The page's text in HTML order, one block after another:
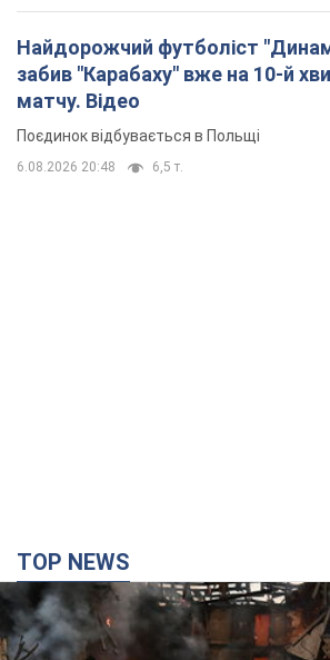
Найдорожчий футболіст
забив "Карабаху" вже на 10-й
матчу. Відео
Поєдинок відбувається в Польщі
6.08.2026 20:48 6,5 т.
TOP NEWS